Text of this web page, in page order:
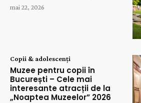
mai 22, 2026
Copii & adolescenți
Muzee pentru copii în
București – Cele mai
interesante atracții de la
„Noaptea Muzeelor” 2026